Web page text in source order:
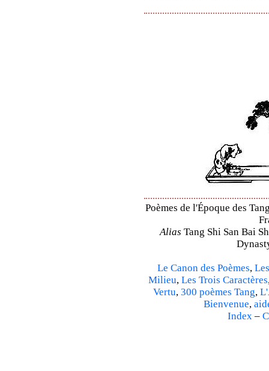
Poèmes de l'Époque des
Alias Tang Shi San Bai
Le Canon des Poèmes,
Milieu, Les Trois Caractères
Vertu, 300 poèmes Tang,
Bienvenue,
Index–